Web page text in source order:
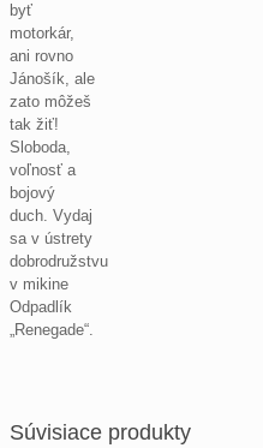
byť
motorkár,
ani rovno
Jánošík, ale
zato môžeš
tak žiť!
Sloboda,
voľnosť a
bojový
duch. Vydaj
sa v ústrety
dobrodružstvu
v mikine
Odpadlík
„Renegade“.
Súvisiace produkty